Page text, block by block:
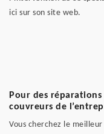
ici sur son site web.
Pour des
couvreurs de
Vous cherchez le